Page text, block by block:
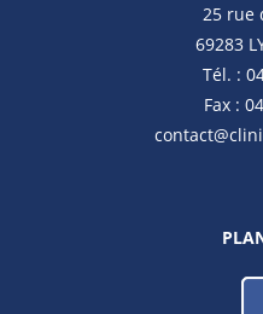
25 rue
69283
Tél. :
Fax :